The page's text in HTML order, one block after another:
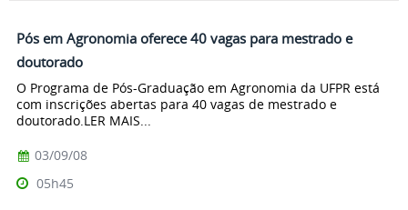
Pós em Agronomia oferece 40 vagas para mestrado e
doutorado
O Programa de Pós-Graduação em Agronomia da UFPR está
com inscrições abertas para 40 vagas de mestrado e
doutorado.LER MAIS...
03/09/08
05h45